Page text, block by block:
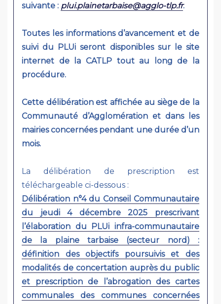
suivante : plui.plainetarbaise@agglo-tlp.fr.
Toutes les informations d’avancement et de
suivi du PLUi seront disponibles sur le site
internet de la CATLP tout au long de la
procédure.
Cette délibération est affichée au siège de la
Communauté d’Agglomération et dans les
mairies concernées pendant une durée d’un
mois.
La délibération de prescription est
téléchargeable ci-dessous :
Délibération n°4 du Conseil Communautaire
du jeudi 4 décembre 2025 prescrivant
l’élaboration du PLUi infra-communautaire
de la plaine tarbaise (secteur nord) :
définition des objectifs poursuivis et des
modalités de concertation auprès du public
et prescription de l’abrogation des cartes
communales des communes concernées